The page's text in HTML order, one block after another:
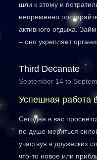
шли к этому и
непременно
активного отдыха.
– оно укрепляет
Third Decanate
September 14 to
Успешная работа
Сегодня в вас
по душе мериться
участвуя в дружеских
что-то новое или